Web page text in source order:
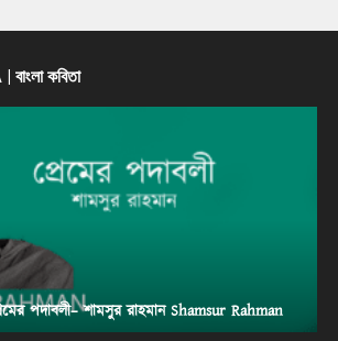
কবিতা
পদাবলী– শামসুর রাহমান Shamsur Rahman